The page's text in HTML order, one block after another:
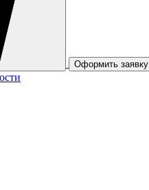
Оформить заявку